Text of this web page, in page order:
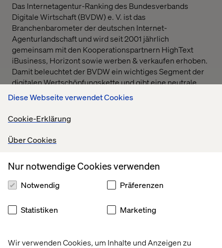
Diese Webseite verwendet Cookies
Cookie-Erklärung
Über Cookies
Wir verwenden Cookies, um Inhalte und Anzeigen zu
Nur notwendige Cookies verwenden
Notwendig Präferenzen
Statistiken Marketing
Das Internetagentur-Ranking des Bundesverbands
Digitale Wirtschaft (BVDW) e. V. ist das
Branchenbarometer der deutschen Internet-
Agenturlandschaft und wird seit 2001 jährlich
gemeinsam mit den Kooperationspartnern HighText
iBusiness, Horizont sowie werben & verkaufen erhoben.
Damit beleuchtet der BVDW ein wichtiges Segment der
digitalen Wertschöpfungskette und gibt eine neutrale
Guidance innerhalb der Internetagentur-Branche. Mehr
bvdw/gremien/internetagentur-ranking/ranking/
Valtech ist eine globale Digitalagentur, die sich auf die
Transformation von Unternehmen konzentriert. Das
Unternehmen ermöglicht seinen Kunden, die Trends von
morgen zu antizipieren und liefert Innovation mit einem
Zweck. Indem Valtech dabei hilft, über digitale und
physische Berührungspunkte direkter mit den